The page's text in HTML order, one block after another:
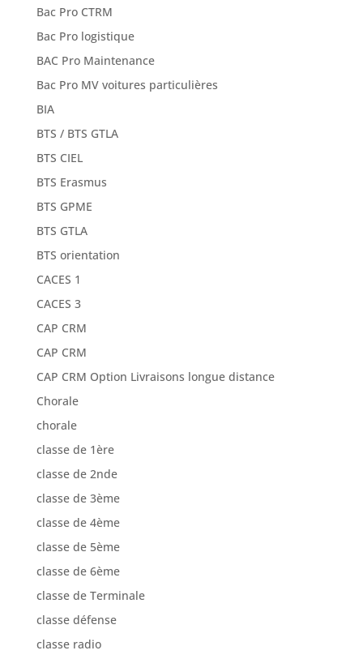
Bac Pro CTRM
Bac Pro logistique
BAC Pro Maintenance
Bac Pro MV voitures particulières
BIA
BTS / BTS GTLA
BTS CIEL
BTS Erasmus
BTS GPME
BTS GTLA
BTS orientation
CACES 1
CACES 3
CAP CRM
CAP CRM
CAP CRM Option Livraisons longue distance
Chorale
chorale
classe de 1ère
classe de 2nde
classe de 3ème
classe de 4ème
classe de 5ème
classe de 6ème
classe de Terminale
classe défense
classe radio